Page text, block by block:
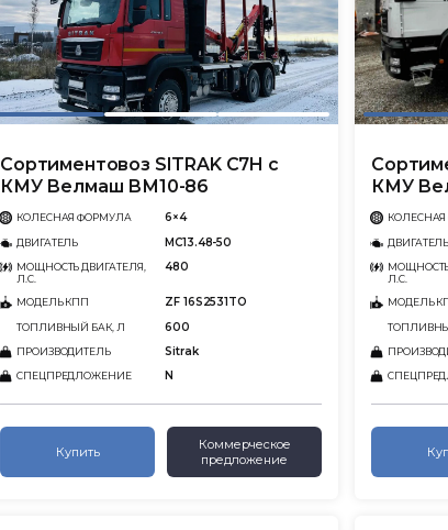
Сортиментовоз SITRAK C7H с
КМУ Велмаш ВМ10-86
КОЛЕСНАЯ ФОРМУЛА 6×4
ДВИГАТЕЛЬ MC13.48-50
МОЩНОСТЬ ДВИГАТЕЛЯ,
Л.С.
480
МОДЕЛЬ КПП ZF 16S2531TO
ТОПЛИВНЫЙ БАК, Л 600
ПРОИЗВОДИТЕЛЬ Sitrak
СПЕЦПРЕДЛОЖЕНИЕ N
Купить
Коммерческое
предложение
КМУ
ДВИГАТЕЛЬ
МОЩНОСТЬ
Л.С.
МОДЕЛЬ